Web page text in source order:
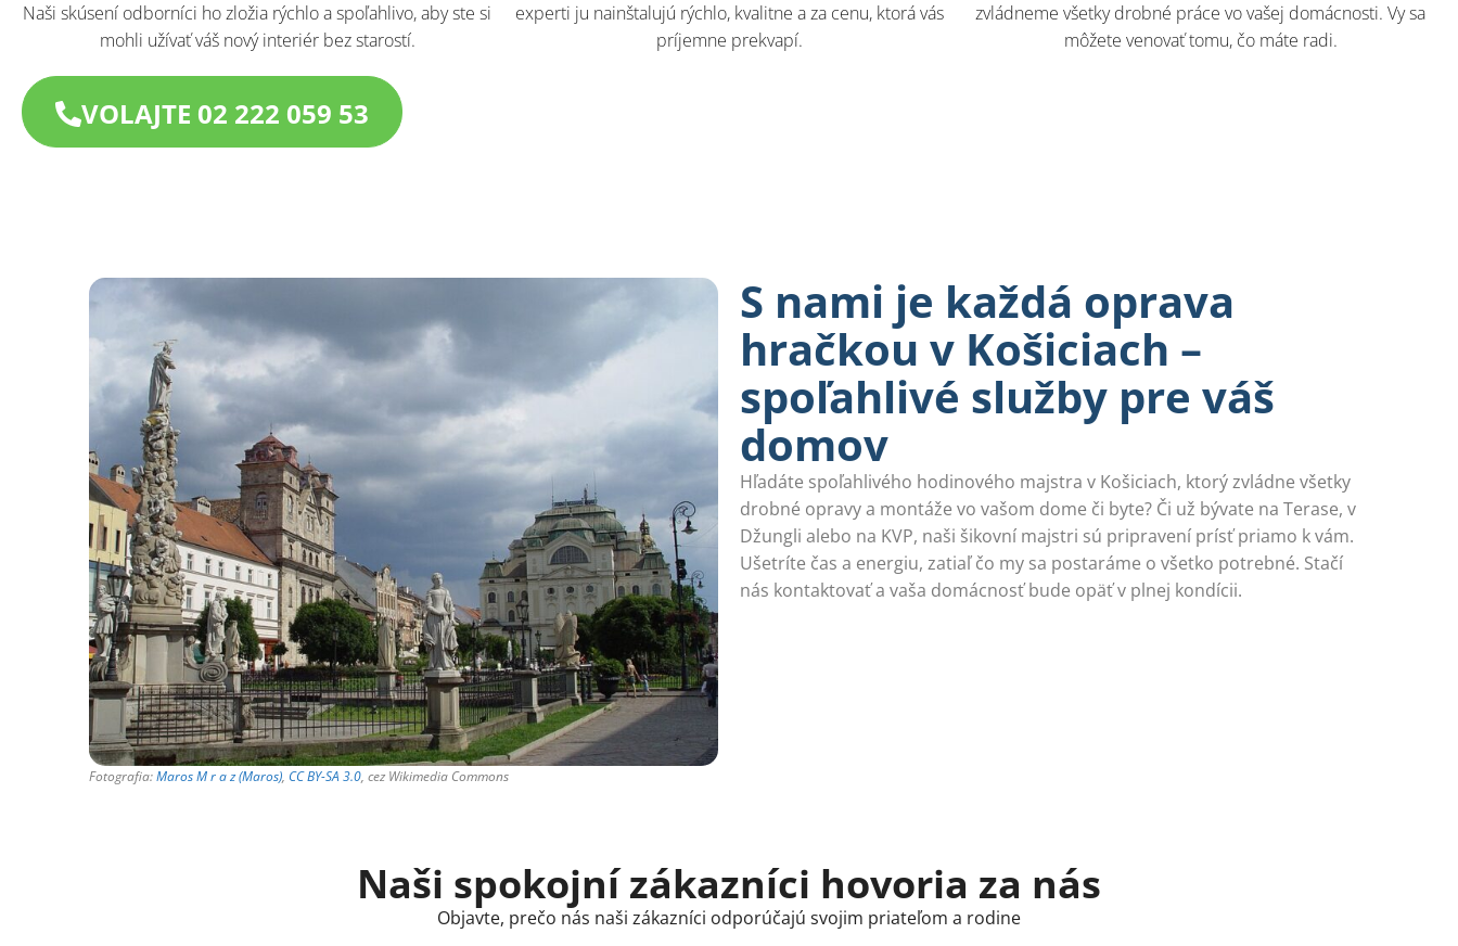
Naši skúsení odborníci ho zložia rýchlo a spoľahlivo, aby ste si
mohli užívať váš nový interiér bez starostí.
experti ju nainštalujú rýchlo, kvalitne a za cenu, ktorá vás
príjemne prekvapí.
zvládneme všetky drobné práce vo vašej domácnosti. Vy sa
môžete venovať tomu, čo máte radi.
VOLAJTE 02 222 059 53
Fotografia:Maros M r a z (Maros), CC BY-SA 3.0, cez Wikimedia Commons
S nami je každá oprava
hračkou v Košiciach –
spoľahlivé služby pre váš
domov
Hľadáte spoľahlivého hodinového majstra v Košiciach, ktorý zvládne všetky
drobné opravy a montáže vo vašom dome či byte? Či už bývate na Terase, v
Džungli alebo na KVP, naši šikovní majstri sú pripravení prísť priamo k vám.
Ušetríte čas a energiu, zatiaľ čo my sa postaráme o všetko potrebné. Stačí
nás kontaktovať a vaša domácnosť bude opäť v plnej kondícii.
Naši spokojní zákazníci hovoria za nás
Objavte, prečo nás naši zákazníci odporúčajú svojim priateľom a rodine